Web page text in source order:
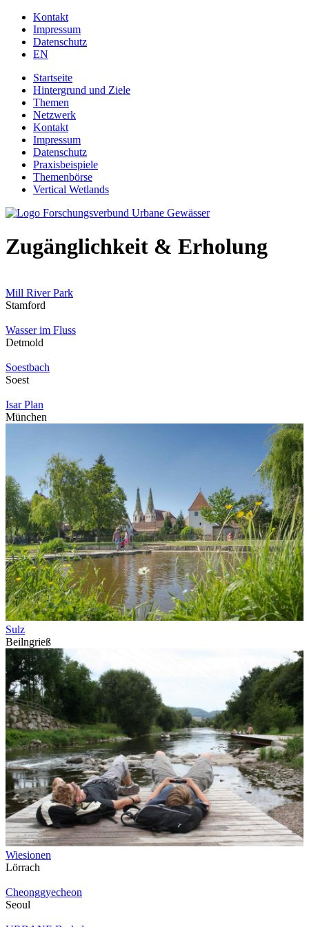
Jump to navigation
Kontakt
Impressum
Datenschutz
EN
Startseite
Hintergrund und Ziele
Themen
Netzwerk
Kontakt
Impressum
Datenschutz
Praxisbeispiele
Themenbörse
Vertical Wetlands
Zugänglichkeit & Erholung
Mill River Park
Stamford
Wasser im Fluss
Detmold
Soestbach
Soest
Isar Plan
München
Sulz
Beilngrieß
Wiesionen
Lörrach
Cheonggyecheon
Seoul